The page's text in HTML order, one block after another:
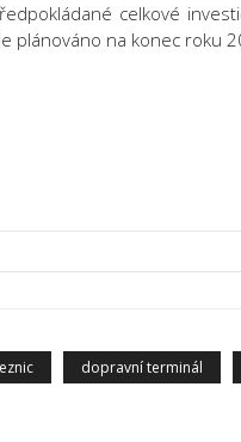
celkové
plánováno na konec roku
dopravní terminál